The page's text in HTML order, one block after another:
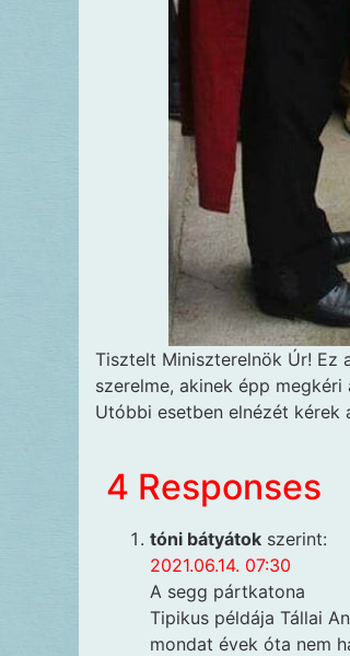
Tisztelt Miniszterelnök Úr! Ez
szerelme, akinek épp megkéri
Utóbbi esetben elnézét kérek
4 Responses
tóni bátyátok szerint:
2021.06.14. 07:30
A segg pártkatona
Tipikus példája Tállai
mondat évek óta nem